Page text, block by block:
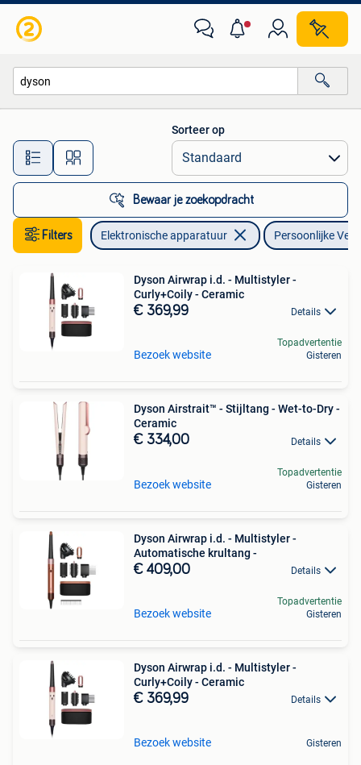
Alle afstanden…
Sorteer op
Bewaar je zoekopdracht
Filters Elektronische apparatuur Persoonlijke
Dyson Airwrap i.d. - Multistyler -
Curly+Coily - Ceramic
€ 369,99 Details
Bezoek website
Topadvertentie
Gisteren
Dyson Airstrait™ - Stijltang - Wet-to-Dry -
Ceramic
€ 334,00 Details
Bezoek website
Topadvertentie
Gisteren
Dyson Airwrap i.d. - Multistyler -
Automatische krultang -
€ 409,00 Details
Bezoek website
Topadvertentie
Gisteren
Dyson Airwrap i.d. - Multistyler -
Curly+Coily - Ceramic
€ 369,99 Details
Bezoek website Gisteren